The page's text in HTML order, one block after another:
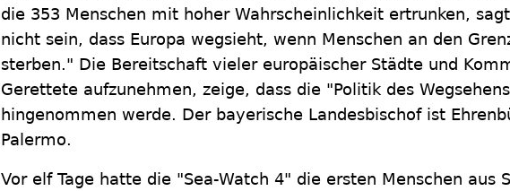
die 353 Menschen mit hoher Wahrscheinlichkeit ertrunken,
nicht sein, dass Europa wegsieht, wenn Menschen an den
sterben." Die Bereitschaft vieler europäischer Städte und
Gerettete aufzunehmen, zeige, dass die "Politik des
hingenommen werde. Der bayerische Landesbischof ist
Palermo.
Vor elf Tage hatte die "Sea-Watch 4" die ersten Menschen aus